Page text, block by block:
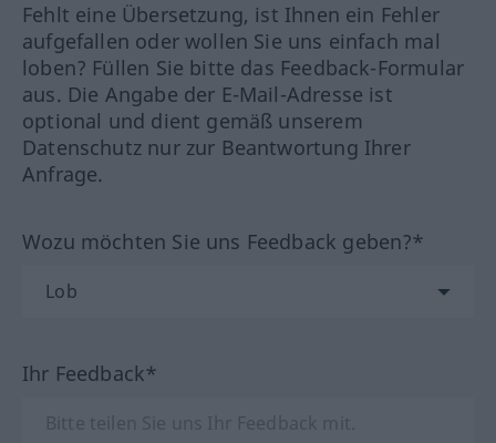
Fehlt eine Übersetzung, ist Ihnen ein Fehler
aufgefallen oder wollen Sie uns einfach mal
loben? Füllen Sie bitte das Feedback-Formular
aus. Die Angabe der E-Mail-Adresse ist
optional und dient gemäß unserem
Datenschutz nur zur Beantwortung Ihrer
Anfrage.
Wozu möchten Sie uns Feedback geben?*
Ihr Feedback*